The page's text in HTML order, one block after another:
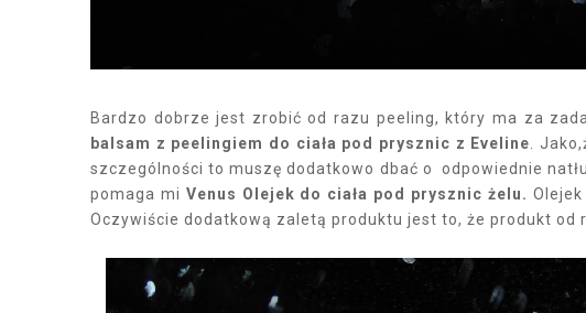
Bardzo dobrze jest zrobić od razu peeling, który ma za
balsam z peelingiem do ciała pod prysznic z Eveline .
szczególności to muszę dodatkowo dbać o odpowiednie
pomaga mi Venus Olejek do ciała pod prysznic żelu.
Oczywiście dodatkową zaletą produktu jest to, że produkt od